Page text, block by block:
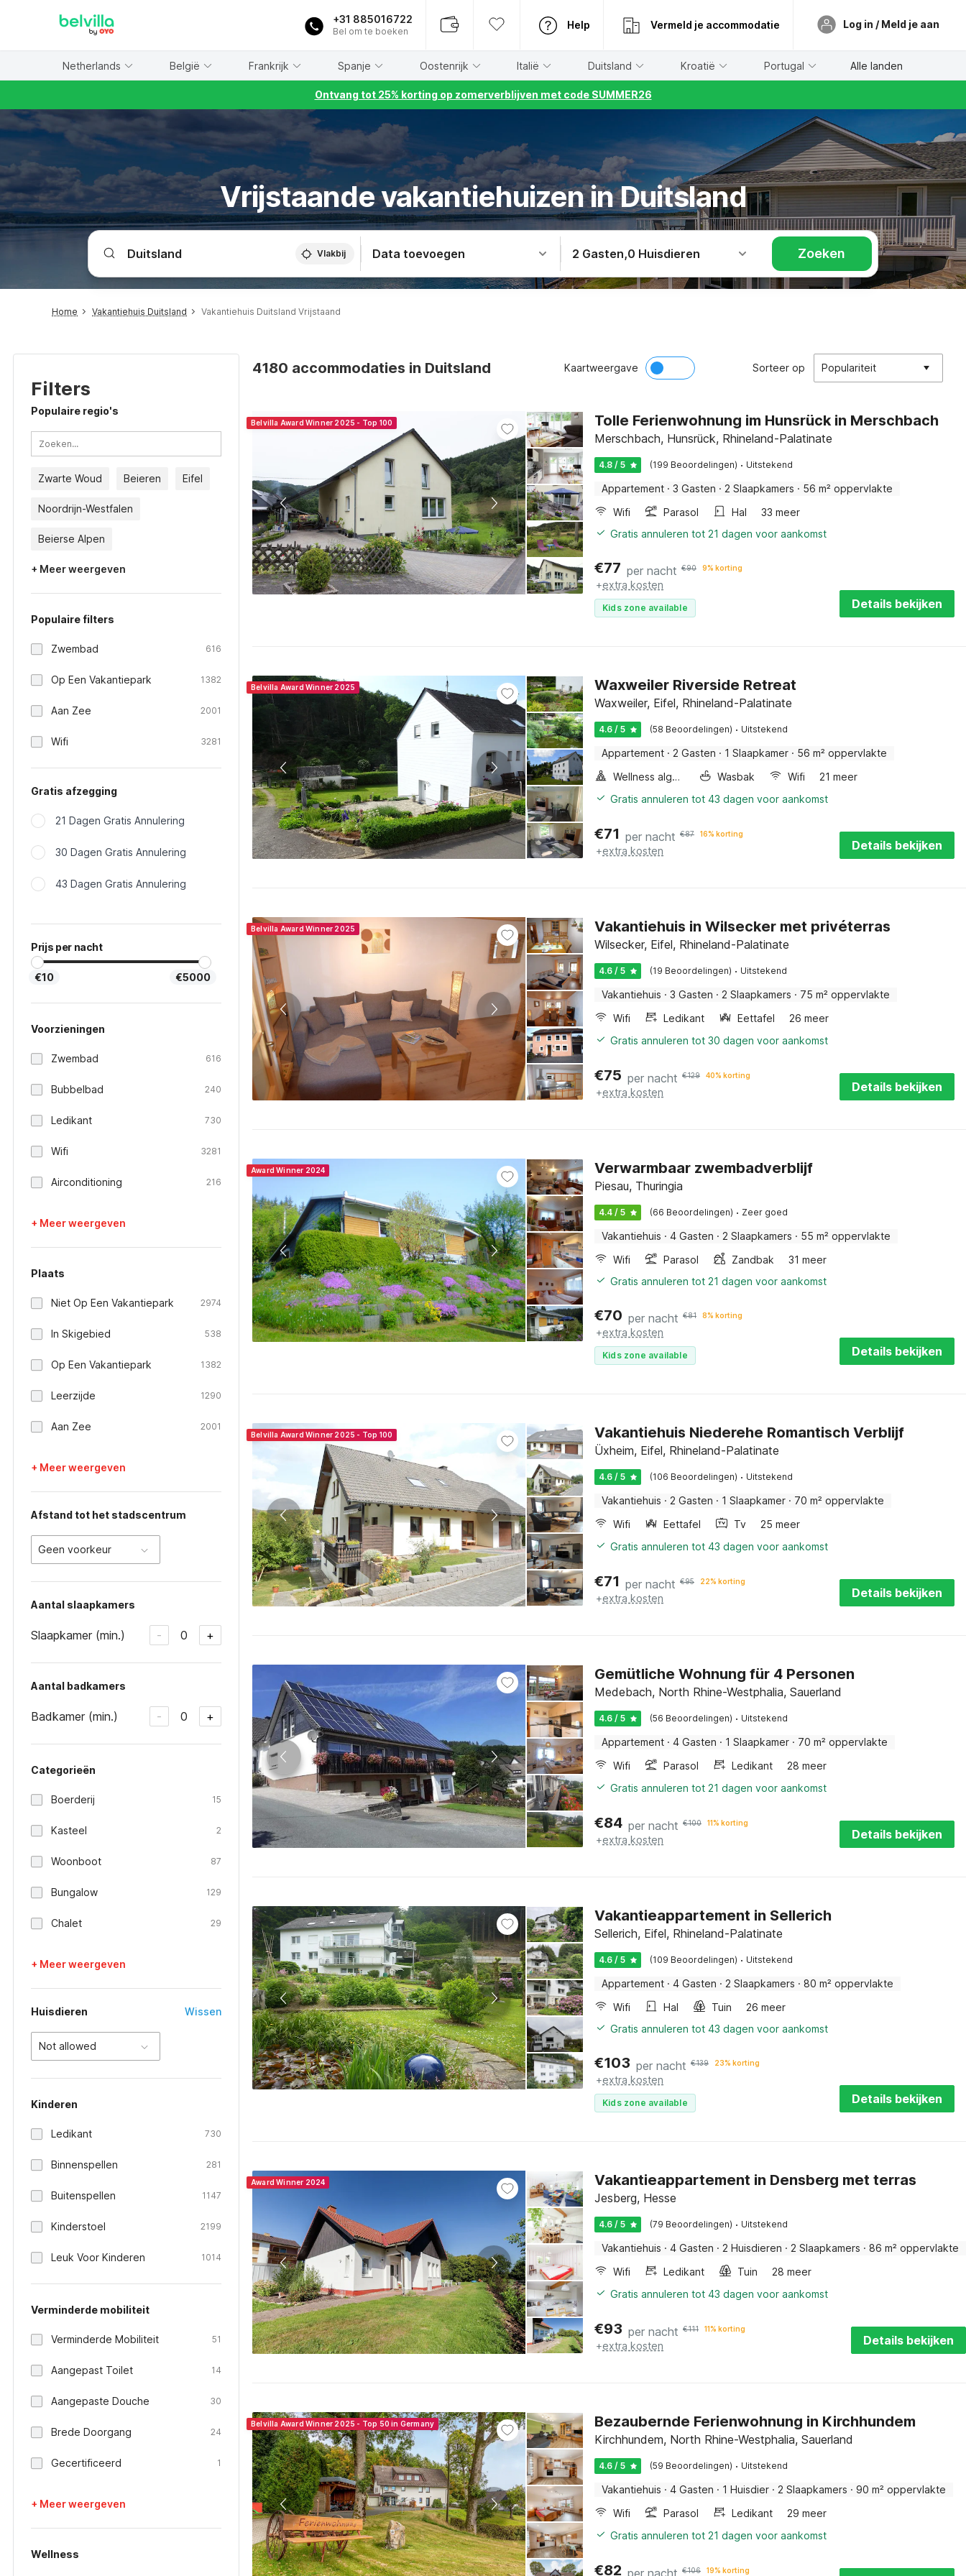
+31 885016722
Bel om te boeken
Help Vermeld je accommodatie Log in / Meld je aan
Netherlands België Frankrijk Spanje Oostenrijk Italië Duitsland Kroatië Portugal Alle landen
Ontvang tot 25% korting op zomerverblijven met code SUMMER26
Vrijstaande vakantiehuizen in Duitsland
Vlakbij Data toevoegen 2 Gasten,0 Huisdieren Zoeken
Home Vakantiehuis Duitsland Vakantiehuis Duitsland Vrijstaand
Filters
Populaire regio's
Zwarte Woud Beieren Eifel
Noordrijn-Westfalen
Beierse Alpen
+ Meer weergeven
Populaire filters
Zwembad 616
Op Een Vakantiepark 1382
Aan Zee 2001
Wifi 3281
Gratis afzegging
21 Dagen Gratis Annulering
30 Dagen Gratis Annulering
43 Dagen Gratis Annulering
Prijs per nacht
€10 €5000
Voorzieningen
Zwembad 616
Bubbelbad 240
Ledikant 730
Wifi 3281
Airconditioning 216
+ Meer weergeven
Plaats
Niet Op Een Vakantiepark 2974
In Skigebied 538
Op Een Vakantiepark 1382
Leerzijde 1290
Aan Zee 2001
+ Meer weergeven
Afstand tot het stadscentrum
Geen voorkeur
Aantal slaapkamers
Slaapkamer (min.) - 0 +
Aantal badkamers
Badkamer (min.) - 0 +
Categorieën
Boerderij 15
Kasteel 2
Woonboot 87
Bungalow 129
Chalet 29
+ Meer weergeven
Huisdieren Wissen
Not allowed
Kinderen
Ledikant 730
Binnenspellen 281
Buitenspellen 1147
Kinderstoel 2199
Leuk Voor Kinderen 1014
Verminderde mobiliteit
Verminderde Mobiliteit 51
Aangepast Toilet 14
Aangepaste Douche 30
Brede Doorgang 24
Gecertificeerd 1
+ Meer weergeven
Wellness
4180 accommodaties in Duitsland Kaartweergave Sorteer op Populariteit
Belvilla Award Winner 2025 - Top 100 Tolle Ferienwohnung im Hunsrück in Merschbach
Merschbach, Hunsrück, Rhineland-Palatinate
4.8 / 5 (199 Beoordelingen) · Uitstekend
Appartement · 3 Gasten · 2 Slaapkamers · 56 m² oppervlakte
Wifi
Parasol Hal
33 meer
Gratis annuleren tot 21 dagen voor aankomst
€77 per nacht €90 9% korting
+extra kosten
Kids zone available Details bekijken
Belvilla Award Winner 2025 Waxweiler Riverside Retreat
Waxweiler, Eifel, Rhineland-Palatinate
4.6 / 5 (58 Beoordelingen) · Uitstekend
Appartement · 2 Gasten · 1 Slaapkamer · 56 m² oppervlakte
Wellness algemeen
Wasbak Wifi
21 meer
Gratis annuleren tot 43 dagen voor aankomst
€71 per nacht €87 16% korting
+extra kosten Details bekijken
Belvilla Award Winner 2025 Vakantiehuis in Wilsecker met privéterras
Wilsecker, Eifel, Rhineland-Palatinate
4.6 / 5 (19 Beoordelingen) · Uitstekend
Vakantiehuis · 3 Gasten · 2 Slaapkamers · 75 m² oppervlakte
Wifi
Ledikant Eettafel
26 meer
Gratis annuleren tot 30 dagen voor aankomst
€75 per nacht €129 40% korting
+extra kosten Details bekijken
Award Winner 2024 Verwarmbaar zwembadverblijf
Piesau, Thuringia
4.4 / 5 (66 Beoordelingen) · Zeer goed
Vakantiehuis · 4 Gasten · 2 Slaapkamers · 55 m² oppervlakte
Wifi
Parasol Zandbak
31 meer
Gratis annuleren tot 21 dagen voor aankomst
€70 per nacht €81 8% korting
+extra kosten
Kids zone available Details bekijken
Belvilla Award Winner 2025 - Top 100 Vakantiehuis Niederehe Romantisch Verblijf
Üxheim, Eifel, Rhineland-Palatinate
4.6 / 5 (106 Beoordelingen) · Uitstekend
Vakantiehuis · 2 Gasten · 1 Slaapkamer · 70 m² oppervlakte
Wifi
Eettafel Tv
25 meer
Gratis annuleren tot 43 dagen voor aankomst
€71 per nacht €95 22% korting
+extra kosten Details bekijken
Gemütliche Wohnung für 4 Personen
Medebach, North Rhine-Westphalia, Sauerland
4.6 / 5 (56 Beoordelingen) · Uitstekend
Appartement · 4 Gasten · 1 Slaapkamer · 70 m² oppervlakte
Wifi
Parasol Ledikant
28 meer
Gratis annuleren tot 21 dagen voor aankomst
€84 per nacht €100 11% korting
+extra kosten Details bekijken
Vakantieappartement in Sellerich
Sellerich, Eifel, Rhineland-Palatinate
4.6 / 5 (109 Beoordelingen) · Uitstekend
Appartement · 4 Gasten · 2 Slaapkamers · 80 m² oppervlakte
Wifi
Hal Tuin
26 meer
Gratis annuleren tot 43 dagen voor aankomst
€103 per nacht €139 23% korting
+extra kosten
Kids zone available Details bekijken
Award Winner 2024 Vakantieappartement in Densberg met terras
Jesberg, Hesse
4.6 / 5 (79 Beoordelingen) · Uitstekend
Vakantiehuis · 4 Gasten · 2 Huisdieren · 2 Slaapkamers · 86 m² oppervlakte
Wifi
Ledikant Tuin
28 meer
Gratis annuleren tot 43 dagen voor aankomst
€93 per nacht €111 11% korting
+extra kosten Details bekijken
Belvilla Award Winner 2025 - Top 50 in Germany Bezaubernde Ferienwohnung in Kirchhundem
Kirchhundem, North Rhine-Westphalia, Sauerland
4.6 / 5 (59 Beoordelingen) · Uitstekend
Vakantiehuis · 4 Gasten · 1 Huisdier · 2 Slaapkamers · 90 m² oppervlakte
Wifi
Parasol Ledikant
29 meer
Gratis annuleren tot 21 dagen voor aankomst
€82 per nacht €106 19% korting